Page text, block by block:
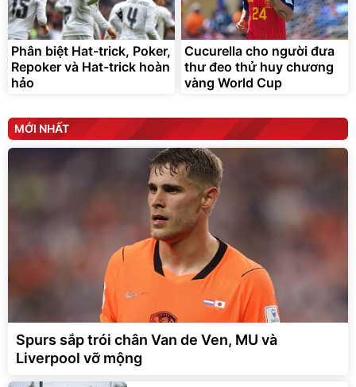
Phân biệt Hat-trick, Poker,
Repoker và Hat-trick hoàn
hảo
Cucurella cho người đưa
thư đeo thử huy chương
vàng World Cup
MỚI NHẤT
Spurs sắp trói chân Van de Ven, MU và
Liverpool vỡ mộng